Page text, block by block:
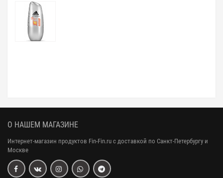
О НАШЕМ МАГАЗИНЕ
Интернет-магазин продуктов Fin-Fin.ru с доставкой по Санкт-Петербургу и
Москве